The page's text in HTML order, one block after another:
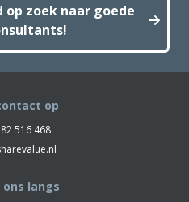
zoek naar goede
op
516 468
ons langs